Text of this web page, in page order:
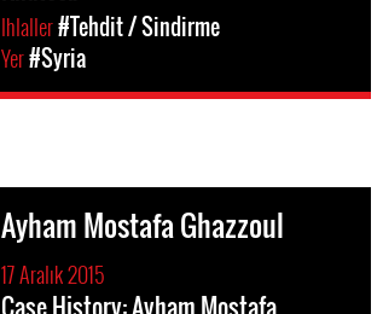
Ihlaller#Tehdit / Sindirme
Yer#Syria
Ayham Mostafa Ghazzoul
17 Aralık 2015
Case History: Ayham Mostafa